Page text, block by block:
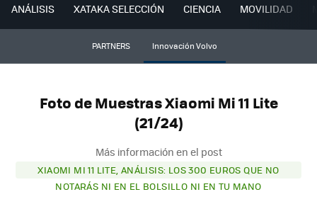
ANÁLISIS XATAKA SELECCIÓN CIENCIA MOVILIDAD
PARTNERS Innovación Volvo
Foto de Muestras Xiaomi Mi 11 Lite
(21/24)
Más información en el post
XIAOMI MI 11 LITE, ANÁLISIS: LOS 300 EUROS QUE NO
NOTARÁS NI EN EL BOLSILLO NI EN TU MANO